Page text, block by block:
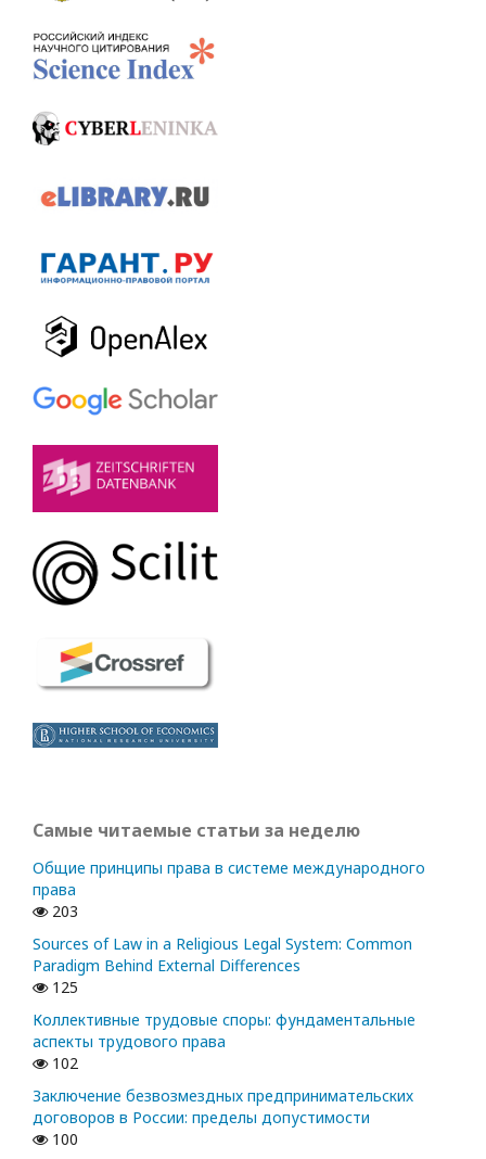
Самые читаемые статьи за неделю
Общие принципы права в системе международного
права
203
Sources of Law in a Religious Legal System: Common
Paradigm Behind External Differences
125
Коллективные трудовые споры: фундаментальные
аспекты трудового права
102
Заключение безвозмездных предпринимательских
договоров в России: пределы допустимости
100